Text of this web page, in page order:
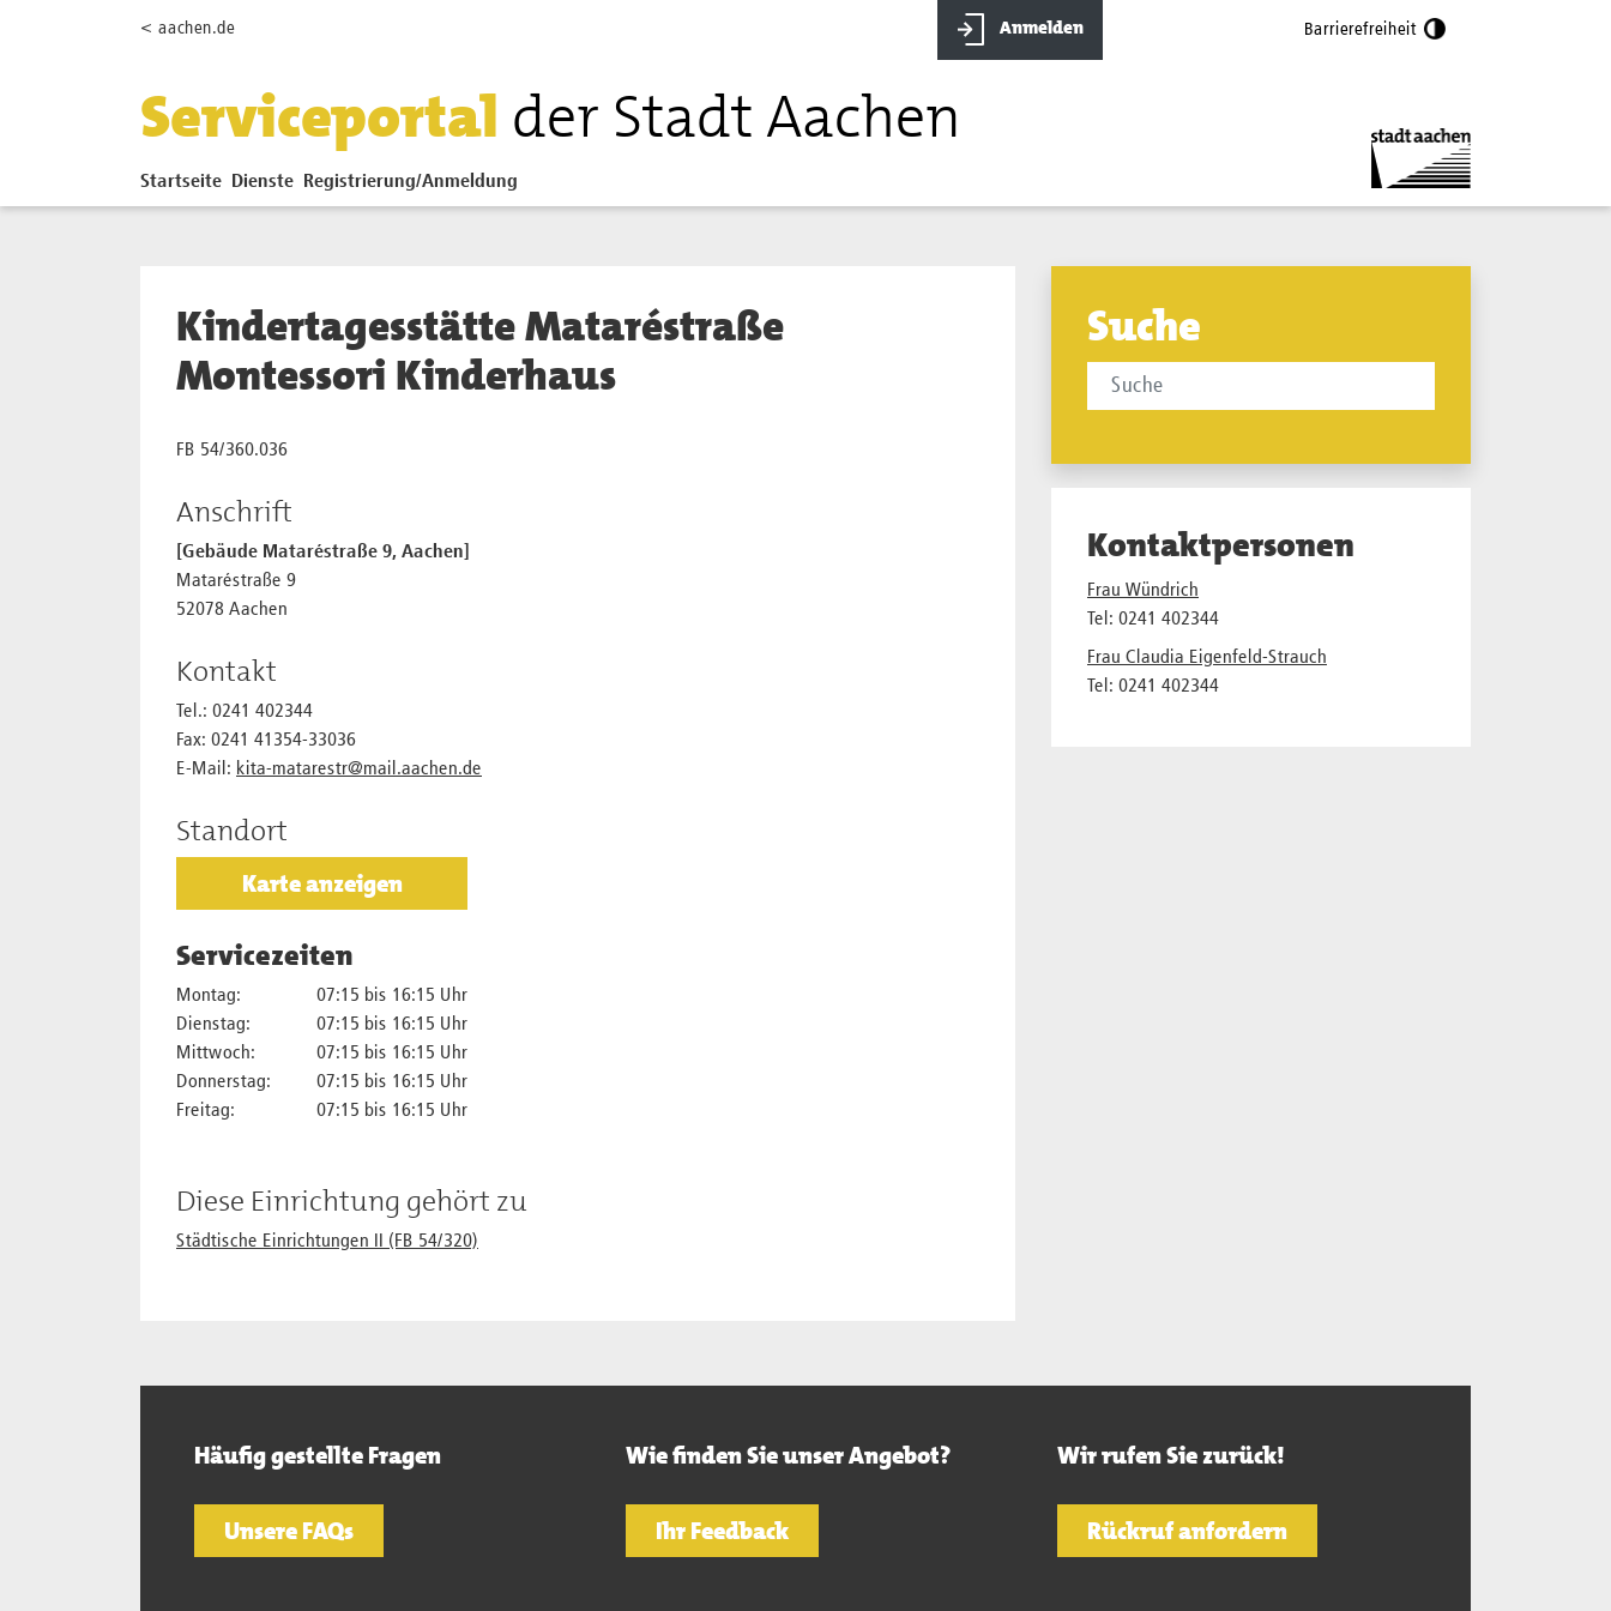
Zum Hauptinhalt springen
< aachen.de Anmelden Barrierefreiheit
Serviceportal der Stadt Aachen
Startseite Dienste Registrierung/Anmeldung
Kindertagesstätte Mataréstraße
Montessori Kinderhaus
FB 54/360.036
Anschrift
[Gebäude Mataréstraße 9, Aachen]
Mataréstraße 9
52078 Aachen
Kontakt
Tel.: 0241 402344
Fax: 0241 41354-33036
E-Mail: kita-matarestr@mail.aachen.de
Standort
Karte anzeigen
Servicezeiten
Montag:
07:15 bis 16:15 Uhr
Dienstag:
07:15 bis 16:15 Uhr
Mittwoch:
07:15 bis 16:15 Uhr
Donnerstag:
07:15 bis 16:15 Uhr
Freitag:
07:15 bis 16:15 Uhr
Diese Einrichtung gehört zu
Städtische Einrichtungen II (FB 54/320)
Suche
Kontaktpersonen
Frau Wündrich
Tel: 0241 402344
Frau Claudia Eigenfeld-Strauch
Tel: 0241 402344
Häufig gestellte Fragen
Unsere FAQs
Wie finden Sie unser Angebot?
Ihr Feedback
Wir rufen Sie zurück!
Rückruf anfordern